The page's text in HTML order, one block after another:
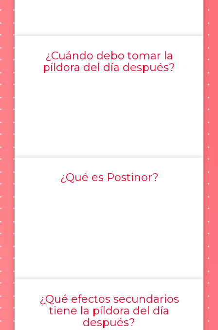
¿Cuándo debo tomar la
píldora del día después?
¿Qué es Postinor?
¿Qué efectos secundarios
tiene la píldora del día
después?